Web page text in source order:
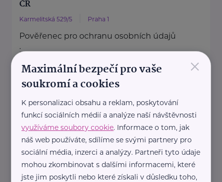
ČR
Karmelitská 529/5 Praha 1
Pověřenec pro ochranu osobních údajů
:
Mgr. Šárka Jílková,
+420 234 811 105, gdpr@msmt.cz
oznamovatelů
: Mgr. ...
https://www.msmt.cz/
+420 234 811 111
posta@msmt.cz
×
Maximální bezpečí pro vaše
soukromí a cookies
K personalizaci obsahu a reklam, poskytování
funkcí sociálních médií a analýze naší návštěvnosti
využíváme soubory cookie. Informace o tom, jak
náš web používáte, sdílíme se svými partnery pro
sociální média, inzerci a analýzy. Partneři tyto údaje
mohou zkombinovat s dalšími informacemi, které
jste jim poskytli nebo které získali v důsledku toho,